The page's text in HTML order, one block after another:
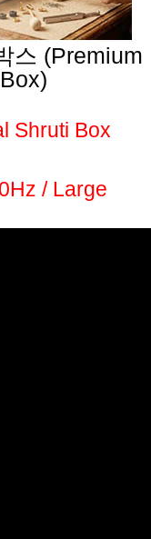
스 (Premium
Shruti Box
/ Large